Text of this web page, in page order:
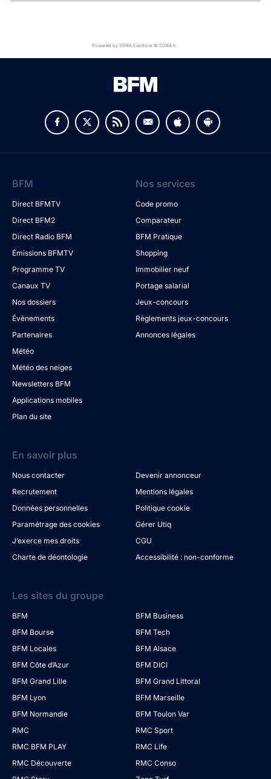
Powered by SORA Elections © SORA.fr
BFM
Direct BFMTV
Direct BFM2
Direct Radio BFM
Émissions BFMTV
Programme TV
Canaux TV
Nos dossiers
Évènements
Partenaires
Météo
Météo des neiges
Newsletters BFM
Applications mobiles
Plan du site
Nos services
Code promo
Comparateur
BFM Pratique
Shopping
Immobilier neuf
Portage salarial
Jeux-concours
Règlements jeux-concours
Annonces légales
En savoir plus
Nous contacter
Devenir annonceur
Recrutement
Mentions légales
Données personnelles
Politique cookie
Paramétrage des cookies
Gérer Utiq
J’exerce mes droits
CGU
Charte de déontologie
Accessibilité : non-conforme
Les sites du groupe
BFM
BFM Business
BFM Bourse
BFM Tech
BFM Locales
BFM Alsace
BFM Côte d’Azur
BFM DICI
BFM Grand Lille
BFM Grand Littoral
BFM Lyon
BFM Marseille
BFM Normandie
BFM Toulon Var
RMC
RMC Sport
RMC BFM PLAY
RMC Life
RMC Découverte
RMC Conso